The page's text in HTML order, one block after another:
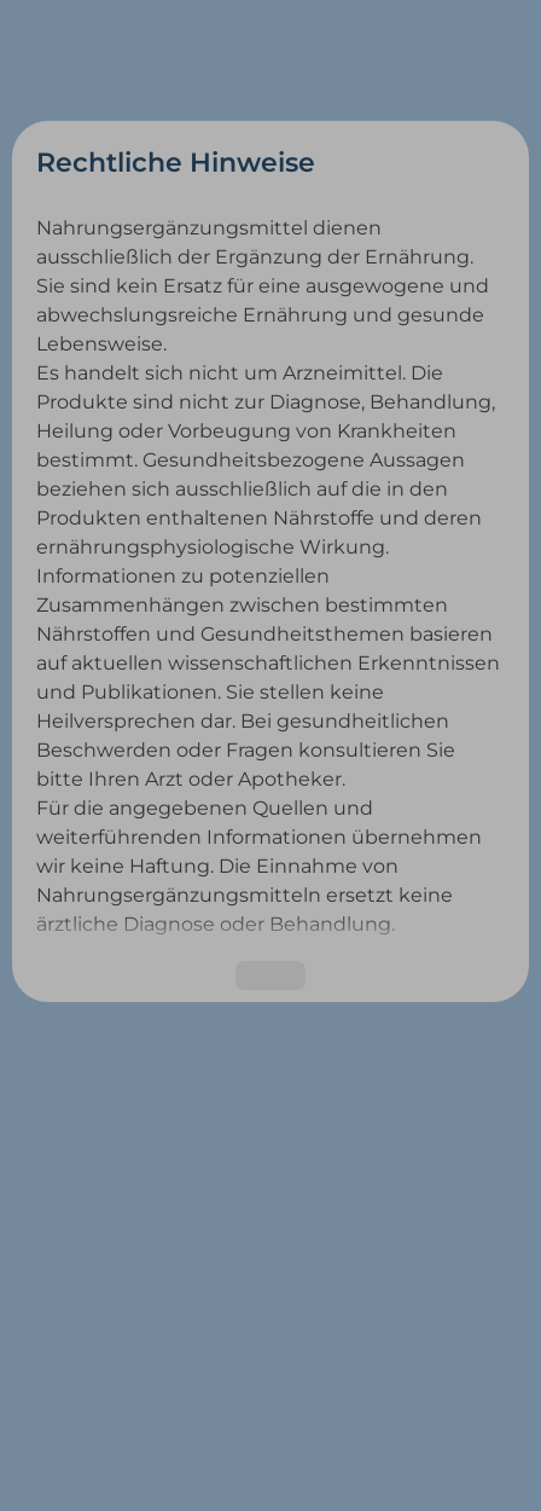
Rechtliche Hinweise
Nahrungsergänzungsmittel dienen
ausschließlich der Ergänzung der Ernährung.
Sie sind kein Ersatz für eine ausgewogene und
abwechslungsreiche Ernährung und gesunde
Lebensweise.
Es handelt sich nicht um Arzneimittel. Die
Produkte sind nicht zur Diagnose, Behandlung,
Heilung oder Vorbeugung von Krankheiten
bestimmt. Gesundheitsbezogene Aussagen
beziehen sich ausschließlich auf die in den
Produkten enthaltenen Nährstoffe und deren
ernährungsphysiologische Wirkung.
Informationen zu potenziellen
Zusammenhängen zwischen bestimmten
Nährstoffen und Gesundheitsthemen basieren
auf aktuellen wissenschaftlichen Erkenntnissen
und Publikationen. Sie stellen keine
Heilversprechen dar. Bei gesundheitlichen
Beschwerden oder Fragen konsultieren Sie
bitte Ihren Arzt oder Apotheker.
Für die angegebenen Quellen und
weiterführenden Informationen übernehmen
wir keine Haftung. Die Einnahme von
Nahrungsergänzungsmitteln ersetzt keine
ärztliche Diagnose oder Behandlung.